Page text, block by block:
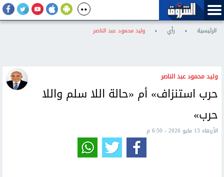
الرئيسية › رأي › وليد محمود عبد الناصر
وليد محمود عبد الناصر
حرب استنزاف» أم «حالة اللا سلم واللا
حرب»
الأربعاء 13 مايو 2026 - 6:50 م